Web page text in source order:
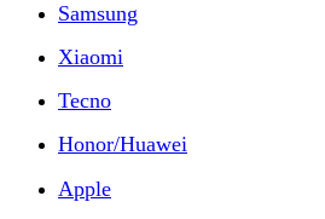
Samsung
Xiaomi
Tecno
Honor/Huawei
Apple